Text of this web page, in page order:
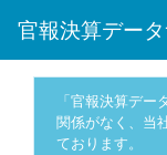
官報決算デー
「官報決算デ
関係がなく、当
ております。